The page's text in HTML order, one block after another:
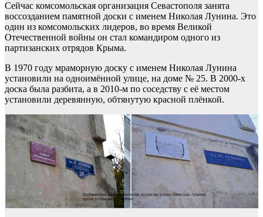
Сейчас комсомольская организация Севастополя занята
воссозданием памятной доски с именем Николая Лунина. Это
один из комсомольских лидеров, во время Великой
Отечественной войны он стал командиром одного из
партизанских отрядов Крыма.
В 1970 году мраморную доску с именем Николая Лунина
установили на одноимённой улице, на доме № 25. В 2000-х
доска была разбита, а в 2010-м по соседству с её местом
установили деревянную, обтянутую красной плёнкой.